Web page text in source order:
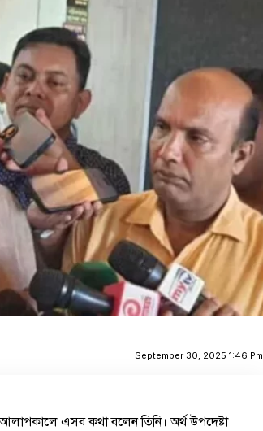
September 30, 2025 1:46 Pm
আলাপকালে এসব কথা বলেন তিনি। অর্থ উপদেষ্টা